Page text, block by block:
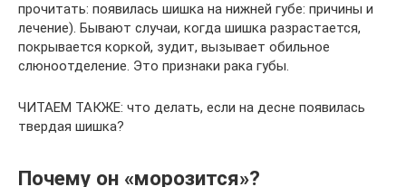
прочитать: появилась шишка на нижней губе: причины и
лечение). Бывают случаи, когда шишка разрастается,
покрывается коркой, зудит, вызывает обильное
слюноотделение. Это признаки рака губы.
ЧИТАЕМ ТАКЖЕ: что делать, если на десне появилась
твердая шишка?
Почему он «морозится»?